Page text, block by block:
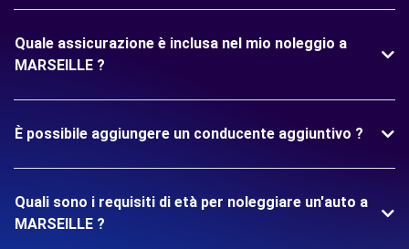
Quale assicurazione è inclusa nel mio noleggio a
MARSEILLE ?
È possibile aggiungere un conducente aggiuntivo ?
Quali sono i requisiti di età per noleggiare un'auto a
MARSEILLE ?